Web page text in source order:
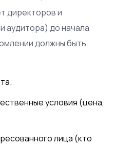
директоров и
аудитора) до начала
должны быть
условия (цена,
лица (кто